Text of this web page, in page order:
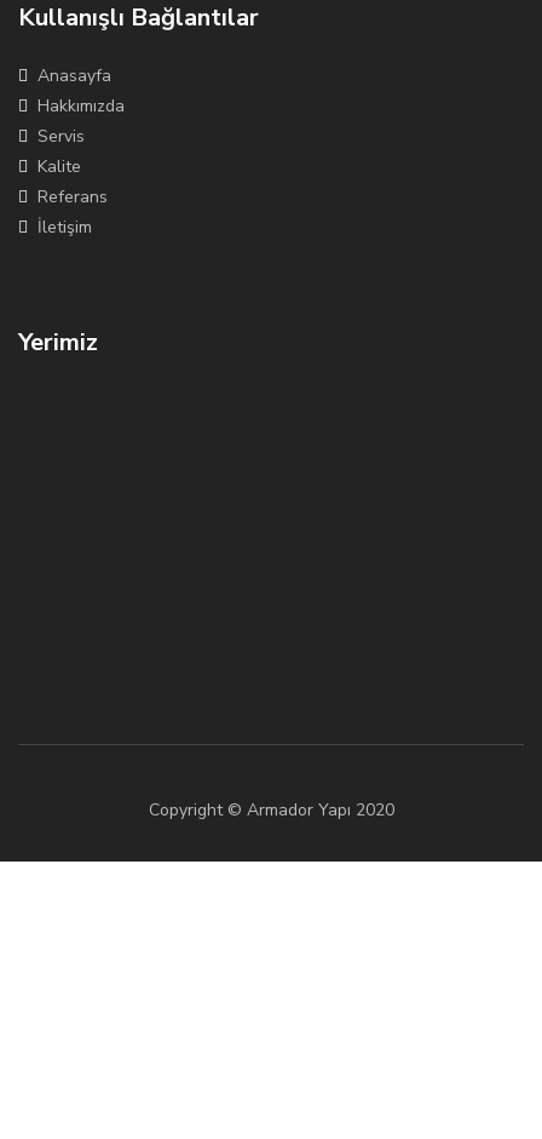
Kullanışlı Bağlantılar
Anasayfa
Hakkımızda
Servis
Kalite
Referans
İletişim
Yerimiz
Copyright © Armador Yapı 2020